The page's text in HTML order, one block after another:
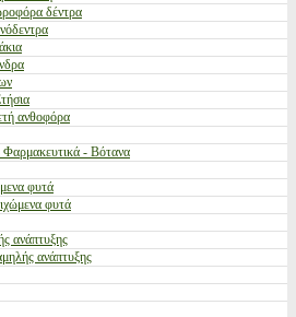
δέντρα
ανθοφόρα
- Βότανα
φυτά
φυτά
ανάπτυξης
ανάπτυξης